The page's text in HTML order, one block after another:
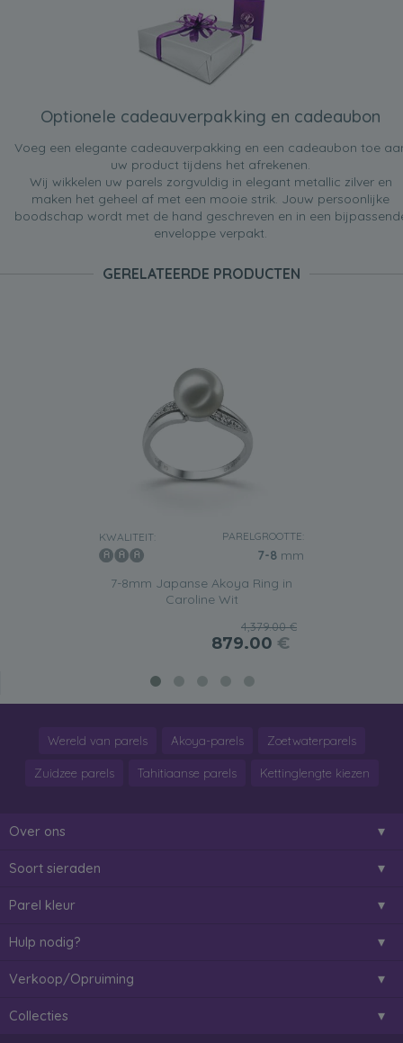
Optionele cadeauverpakking en cadeaubon
Voeg een elegante cadeauverpakking en een cadeaubon toe
uw product tijdens het afrekenen.
Wij wikkelen uw parels zorgvuldig in elegant metallic zilver en
maken het geheel af met een mooie strik. Jouw persoonlijke
boodschap wordt met de hand geschreven en in een
enveloppe verpakt.
GERELATEERDE PRODUCTEN
KWALITEIT: PARELGROOTTE:
7-8 mm
7-8mm Japanse Akoya Ring in
Caroline Wit
4,379.00 €
879.00 €
Wereld van parels Akoya-parels Zoetwaterparels
Zuidzee parels Tahitiaanse parels Kettinglengte kiezen
Over ons
Soort sieraden
Parel kleur
Hulp nodig?
Verkoop/Opruiming
Collecties